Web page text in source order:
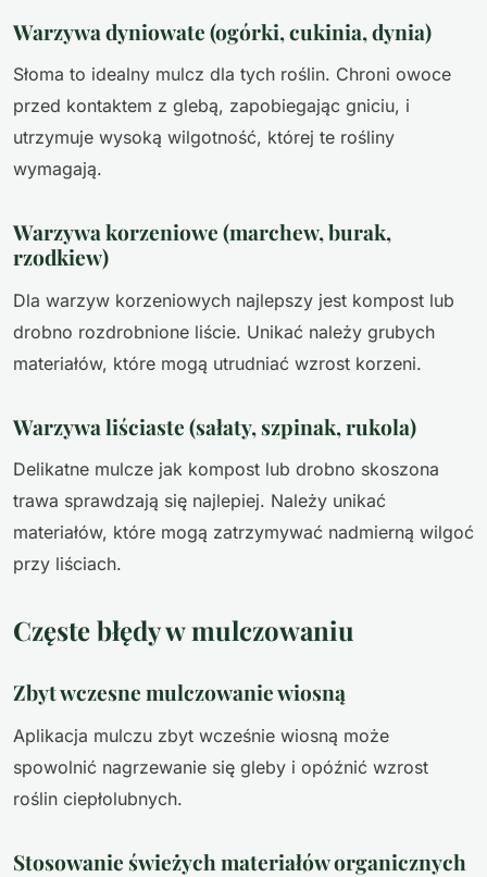
Warzywa dyniowate (ogórki, cukinia, dynia)
Słoma to idealny mulcz dla tych roślin. Chroni owoce
przed kontaktem z glebą, zapobiegając gniciu, i
utrzymuje wysoką wilgotność, której te rośliny
wymagają.
Warzywa korzeniowe (marchew, burak,
rzodkiew)
Dla warzyw korzeniowych najlepszy jest kompost lub
drobno rozdrobnione liście. Unikać należy grubych
materiałów, które mogą utrudniać wzrost korzeni.
Warzywa liściaste (sałaty, szpinak, rukola)
Delikatne mulcze jak kompost lub drobno skoszona
trawa sprawdzają się najlepiej. Należy unikać
materiałów, które mogą zatrzymywać nadmierną wilgoć
przy liściach.
Częste błędy w mulczowaniu
Zbyt wczesne mulczowanie wiosną
Aplikacja mulczu zbyt wcześnie wiosną może
spowolnić nagrzewanie się gleby i opóźnić wzrost
roślin ciepłolubnych.
Stosowanie świeżych materiałów organicznych